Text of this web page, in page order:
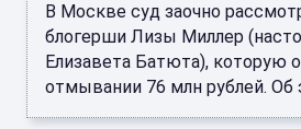
В Москве суд заочно
блогерши Лизы Миллер
Елизавета Батюта), которую
отмывании 76 млн рублей. Об